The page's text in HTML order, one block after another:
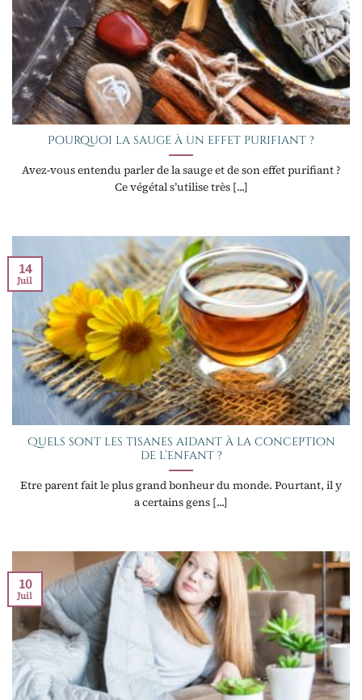
Pourquoi la sauge à un effet purifiant ?
Avez-vous entendu parler de la sauge et de son effet purifiant ?
Ce végétal s’utilise très [...]
Quels sont les tisanes aidant à la conception
de l’enfant ?
Etre parent fait le plus grand bonheur du monde. Pourtant, il y
a certains gens [...]
14
Juil
10
Juil